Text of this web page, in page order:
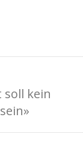
soll kein